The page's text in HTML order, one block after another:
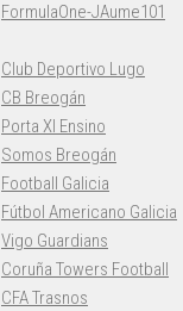
FormulaOne-JAume101
Club Deportivo Lugo
CB Breogán
Porta XI Ensino
Somos Breogán
Football Galicia
Fútbol Americano Galicia
Vigo Guardians
Coruña Towers Football
CFA Trasnos